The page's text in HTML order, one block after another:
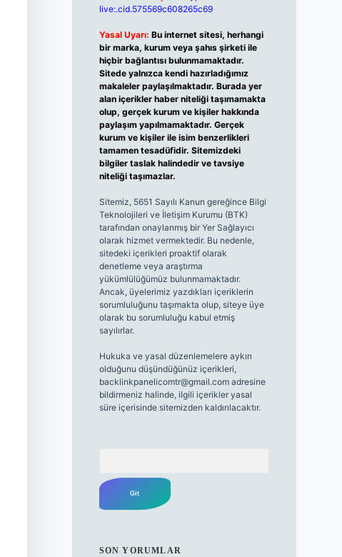
live:.cid.575569c608265c69
Yasal Uyarı: Bu internet sitesi, herhangi
bir marka, kurum veya şahıs şirketi ile
hiçbir bağlantısı bulunmamaktadır.
Sitede yalnızca kendi hazırladığımız
makaleler paylaşılmaktadır. Burada yer
alan içerikler haber niteliği taşımamakta
olup, gerçek kurum ve kişiler hakkında
paylaşım yapılmamaktadır. Gerçek
kurum ve kişiler ile isim benzerlikleri
tamamen tesadüfidir. Sitemizdeki
bilgiler taslak halindedir ve tavsiye
niteliği taşımazlar.
Sitemiz, 5651 Sayılı Kanun gereğince Bilgi
Teknolojileri ve İletişim Kurumu (BTK)
tarafından onaylanmış bir Yer Sağlayıcı
olarak hizmet vermektedir. Bu nedenle,
sitedeki içerikleri proaktif olarak
denetleme veya araştırma
yükümlülüğümüz bulunmamaktadır.
Ancak, üyelerimiz yazdıkları içeriklerin
sorumluluğunu taşımakta olup, siteye üye
olarak bu sorumluluğu kabul etmiş
sayılırlar.
Hukuka ve yasal düzenlemelere aykırı
olduğunu düşündüğünüz içerikleri,
backlinkpanelicomtr@gmail.comadresine
bildirmeniz halinde, ilgili içerikler yasal
süre içerisinde sitemizden kaldırılacaktır.
SON YORUMLAR